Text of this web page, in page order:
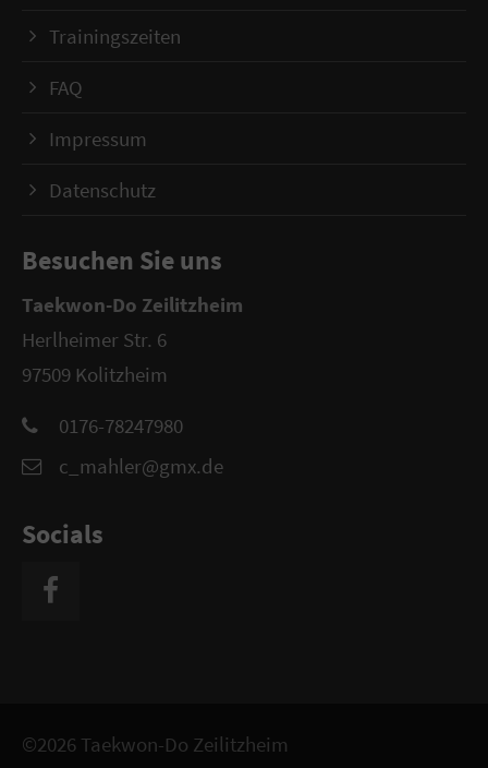
Trainingszeiten
FAQ
Impressum
Datenschutz
Besuchen Sie uns
Taekwon-Do Zeilitzheim
Herlheimer Str. 6
97509 Kolitzheim
0176-78247980
c_mahler@gmx.de
Socials
©2026 Taekwon-Do Zeilitzheim